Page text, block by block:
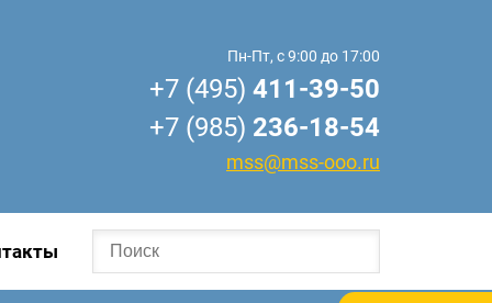
Пн-Пт, с 9:00 до 17:00
+7 (495) 411-39-50
+7 (985) 236-18-54
mss@mss-ooo.ru